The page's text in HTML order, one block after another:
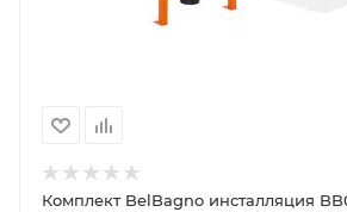
Комплект BelBagno инсталляция